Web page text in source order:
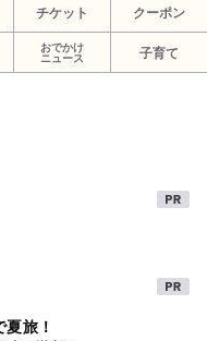
チケット クーポン
おでかけ
ニュース
子育て
旅！